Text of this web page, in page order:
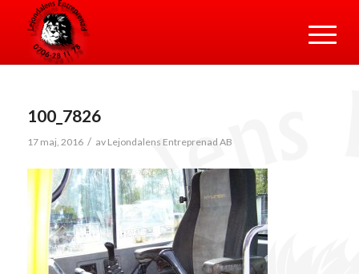
100_7826
17 maj, 2016 / av Lejondalens Entreprenad AB